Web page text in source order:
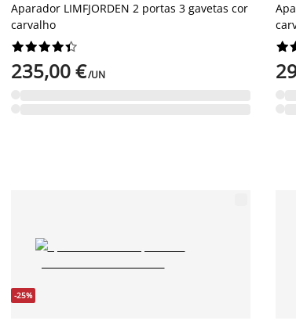
Aparador LIMFJORDEN 2 portas 3 gavetas cor
carvalho






235,00 €/UN


-25%